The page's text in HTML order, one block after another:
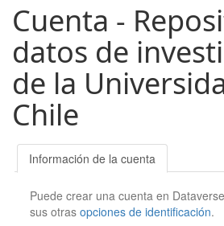
Cuenta -
datos de
de la
Chile
Información de la cuenta
Puede crear una cuenta en
sus otrasopciones de identificación.